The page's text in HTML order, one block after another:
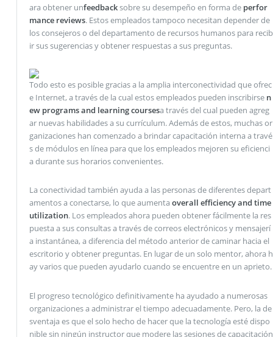
ara obtener unfeedbacksobre su desempeño en forma de perfor
mance reviews. Estos empleados tampoco necesitan depender de
los consejeros o del departamento de recursos humanos para recib
ir sus sugerencias y obtener respuestas a sus preguntas.
Todo esto es posible gracias a la amplia interconectividad que ofrec
e Internet, a través de la cual estos empleados pueden inscribirse n
ew programs and learning coursesa través del cual pueden agreg
ar nuevas habilidades a su currículum. Además de estos, muchas or
ganizaciones han comenzado a brindar capacitación interna a travé
s de módulos en línea para que los empleados mejoren su eficienci
a durante sus horarios convenientes.
La conectividad también ayuda a las personas de diferentes depart
amentos a conectarse, lo que aumenta overall efficiency and time
utilization. Los empleados ahora pueden obtener fácilmente la res
puesta a sus consultas a través de correos electrónicos y mensajerí
a instantánea, a diferencia del método anterior de caminar hacia el
escritorio y obtener preguntas. En lugar de un solo mentor, ahora h
ay varios que pueden ayudarlo cuando se encuentre en un aprieto.
El progreso tecnológico definitivamente ha ayudado a numerosas
organizaciones a administrar el tiempo adecuadamente. Pero, la de
sventaja es que el solo hecho de hacer que la tecnología esté dispo
nible sin ningún instructor que modere las sesiones de capacitación